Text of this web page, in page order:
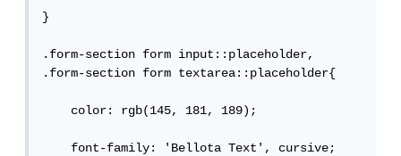
}
.form-section form input::placeholder,
.form-section form textarea::placeholder{
color: rgb(145, 181, 189);
font-family: 'Bellota Text', cursive;